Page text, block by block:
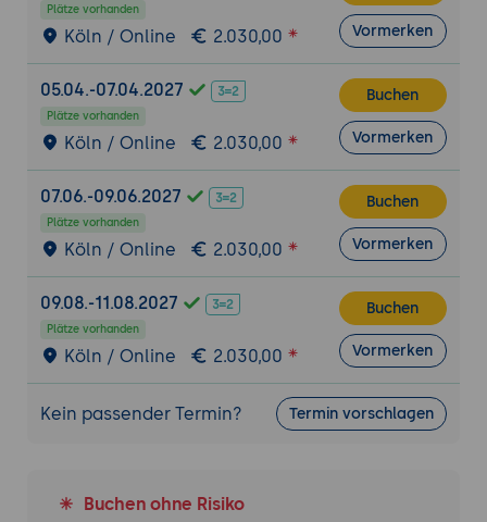
Head-based Sampling:
Frühe Entscheidung
zur Reduktion der Last (Performance-
Fokus).
Tail-based Sampling:
Späte Entscheidung
im Collector basierend auf Fehlern oder
Latenzen (Vollständigkeit).
Implementierung von
Sampling-Policies im Collector.
8.Exporters & Backend-Integration
Herstellerneutralität:Daten zeitgleich an
OTLP, Prometheus, Jaeger oder Datadog
senden.
Backend-Sync:Anbindung an LGTM-Stack
(Mimir, Loki, Tempo) oder Elasticsearch
APM.
9.Deployment-Szenarien in Kubernetes
Plätze vorhanden
Köln / Online 2.030,00 Vormerken
05.04.-07.04.2027
Plätze vorhanden
Köln / Online 2.030,00
Buchen
Vormerken
07.06.-09.06.2027
Plätze vorhanden
Köln / Online 2.030,00
Buchen
Vormerken
09.08.-11.08.2027
Plätze vorhanden
Köln / Online 2.030,00
Buchen
Vormerken
Kein passender Termin? Termin vorschlagen
Buchen ohne Risiko